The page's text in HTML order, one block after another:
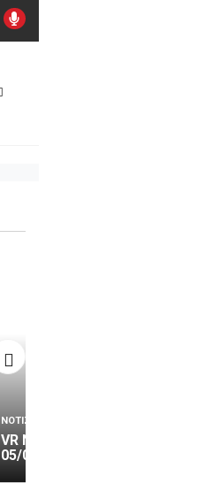
NOTIZIE
VR News Edizione 19.40
05/08/2026